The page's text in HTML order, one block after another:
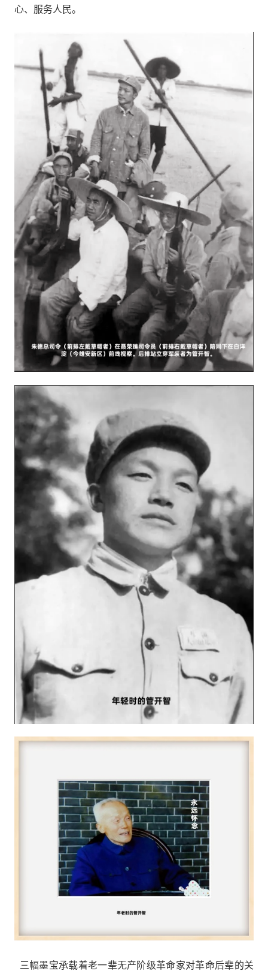
心、服务人民。
三幅墨宝承载着老一辈无产阶级革命家对革命后辈的关